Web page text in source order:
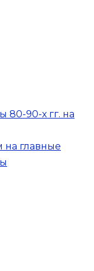
80-90-х гг. на
на главные